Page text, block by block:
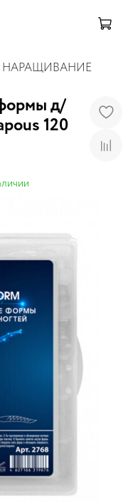
НАРАЩИВАНИЕ
д/
120